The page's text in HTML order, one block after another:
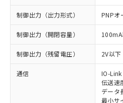
制御出力（出力形式） PNPオ
制御出力（開閉容量） 100mA
制御出力（残留電圧） 2V以
通信
IO-Link
伝送速
データ
最小サ